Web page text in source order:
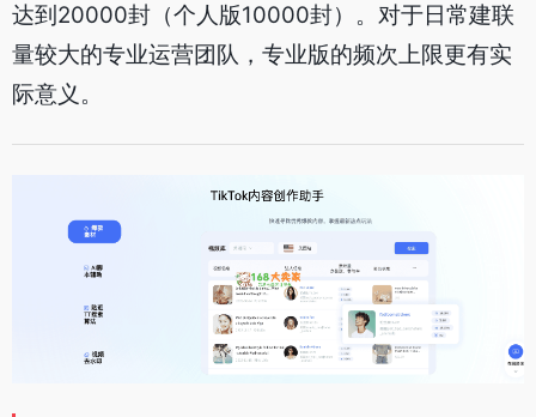
达到20000封（个人版10000封）。对于日常建联
量较大的专业运营团队，专业版的频次上限更有实
际意义。